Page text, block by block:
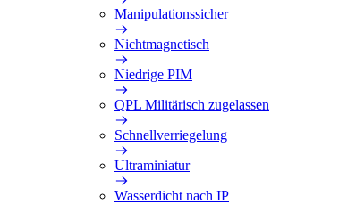
Manipulationssicher
Nichtmagnetisch
Niedrige PIM
QPL Militärisch zugelassen
Schnellverriegelung
Ultraminiatur
Wasserdicht nach IP